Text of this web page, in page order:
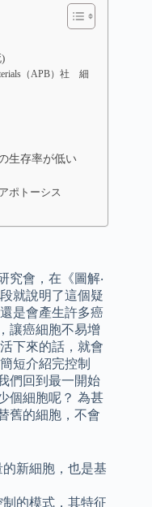
（APB）社 細
生存率が低い
ポトーシス
究會，在《圖解‧
就說明了這個疑
是會產生許多癌
讓癌細胞不易增
下來的話，就會
短介紹完控制
們回到最一開始
個細胞呢？ 為甚
舊的細胞，不會
新細胞，也是基
的模式，其特征